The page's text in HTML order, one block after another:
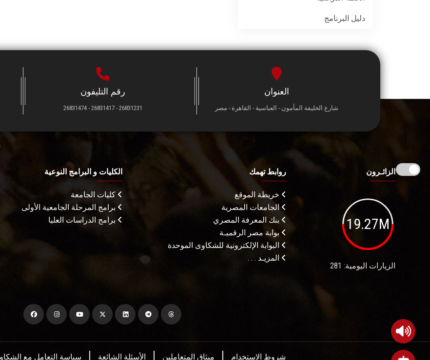
دليل البرنامج
العنوان
شارع الخليفة المأمون - العباسية - القاهرة - مصر
رقم التليفون
26831231 - 26831417 - 26831474
الزائـرون
19.27M
الزيارات اليومية: 281
روابط تهمك
خريطة الموقع
الجامعات المصرية
بنك المعرفة المصري
بوابة مصر الرقميـة
البوابة الإلكترونية للشكاوى الموحدة
المزيـد . . .
الكليات و البرامج النوعية
كليات الجامعة
برامج المرحلة الجامعية الأولى
برامج الدراسات العليا
سياسة التعامل مع الأسئلة الشائعة ميثاق المتعاملين شروط الاستخدام